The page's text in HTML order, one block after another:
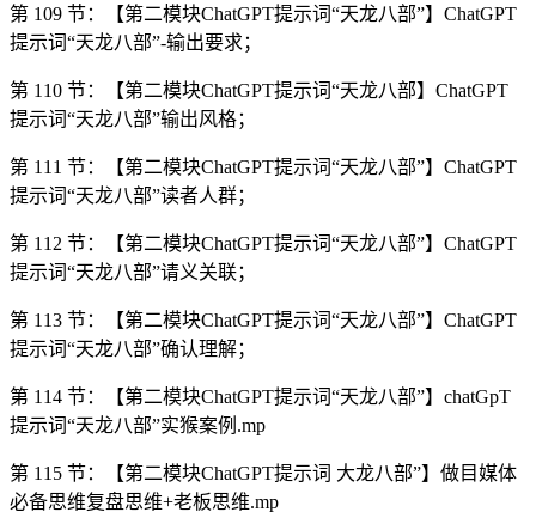
第 109 节：【第二模块ChatGPT提示词“天龙八部”】ChatGPT
提示词“天龙八部”-输出要求；
第 110 节：【第二模块ChatGPT提示词“天龙八部】ChatGPT
提示词“天龙八部”输出风格；
第 111 节：【第二模块ChatGPT提示词“天龙八部”】ChatGPT
提示词“天龙八部”读者人群；
第 112 节：【第二模块ChatGPT提示词“天龙八部”】ChatGPT
提示词“天龙八部”请义关联；
第 113 节：【第二模块ChatGPT提示词“天龙八部”】ChatGPT
提示词“天龙八部”确认理解；
第 114 节：【第二模块ChatGPT提示词“天龙八部”】chatGpT
提示词“天龙八部”实猴案例.mp
第 115 节：【第二模块ChatGPT提示词 大龙八部”】做目媒体
必备思维复盘思维+老板思维.mp